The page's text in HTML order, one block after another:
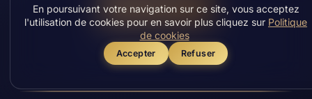
En poursuivant votre navigation sur ce site, vous acceptez
l'utilisation de cookies pour en savoir plus cliquez sur Politique
de cookies
Accepter Refuser
Je m'inscris
DÉSINSCRIPTION EN UN CLIC